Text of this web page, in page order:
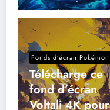
Fonds d’écran Pokémon
Télécharge ce
fond d’écran
Voltali 4K pour